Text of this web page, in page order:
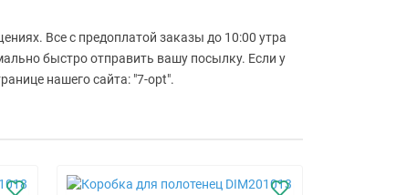
Все с предоплатой заказы до 10:00 утра
быстро отправить вашу посылку. Если у
нашего сайта: "7-opt".